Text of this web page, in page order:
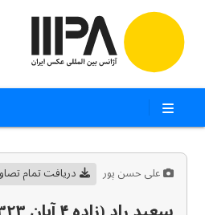
علی حسن پور دریافت تمام